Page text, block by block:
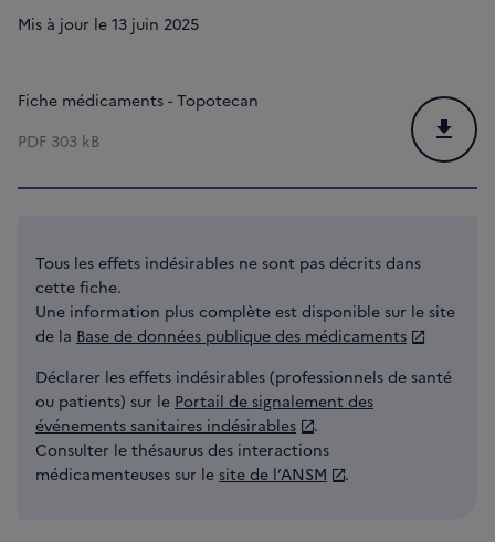
Mis à jour le 13 juin 2025
Fiche médicaments - Topotecan
PDF 303 kB
Tous les effets indésirables ne sont pas décrits dans
cette fiche.
Une information plus complète est disponible sur le site
de la Base de données publique des médicaments
Déclarer les effets indésirables (professionnels de santé
ou patients) sur le Portail de signalement des
événements sanitaires indésirables
.
Consulter le thésaurus des interactions
médicamenteuses sur le site de l’ANSM .